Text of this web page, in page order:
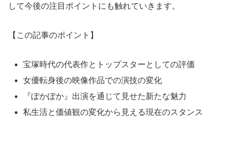
して今後の注目ポイントにも触れていきます。
【この記事のポイント】
宝塚時代の代表作とトップスターとしての評価
女優転身後の映像作品での演技の変化
『ぽかぽか』出演を通じて見せた新たな魅力
私生活と価値観の変化から見える現在のスタンス